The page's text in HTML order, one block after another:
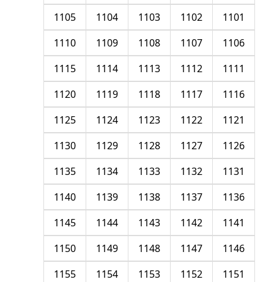
1101
1102
1103
1104
1105
1106
1107
1108
1109
1110
1111
1112
1113
1114
1115
1116
1117
1118
1119
1120
1121
1122
1123
1124
1125
1126
1127
1128
1129
1130
1131
1132
1133
1134
1135
1136
1137
1138
1139
1140
1141
1142
1143
1144
1145
1146
1147
1148
1149
1150
1151
1152
1153
1154
1155